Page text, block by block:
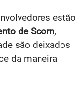
estão
de Scorn,
são deixados
da maneira